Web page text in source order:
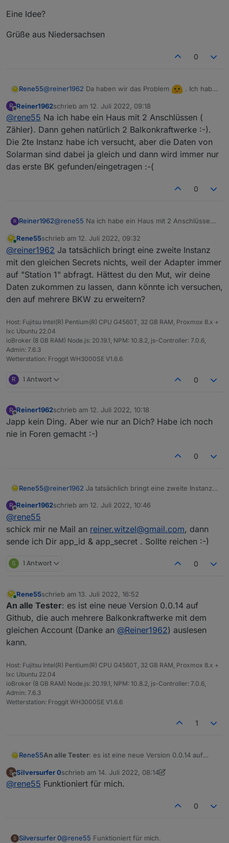
Adapter einsetzen werden.
Eine Idee?
Grüße aus Niedersachsen
0
Rene55@reiner1962 Da haben wir das Problem
. Ich hab
Es gibt eine Anfrage an die API, bei der die Anzahl der
Plants zurückgegeben wird. Da gäbe es die
Möglichkeit, auf mehrere zu erweitern - was ich aber
nicht testen kann, da ich nur eine habe.
Alternative wäre natürlich eine zweite Instanz. (BTW:
sind denn mehrere BKW in NS zulässig?)
R
Offline
Reiner1962schrieb am 12. Juli 2022, 09:18
zuletzt editiert von
@rene55 Na ich habe ein Haus mit 2 Anschlüssen (
Zähler). Dann gehen natürlich 2 Balkonkraftwerke :-).
Die 2te Instanz habe ich versucht, aber die Daten von
Solarman sind dabei ja gleich und dann wird immer nur
das erste BK gefunden/eingetragen :-(
0
R Reiner1962@rene55 Na ich habe ein Haus mit 2 Anschlüssen
:-). Die 2te Instanz habe ich versucht, aber die
Daten von Solarman sind dabei ja gleich und dann
wird immer nur das erste BK
gefunden/eingetragen :-(
Online
Rene55schrieb am 12. Juli 2022, 09:32
zuletzt editiert von
@reiner1962 Ja tatsächlich bringt eine zweite Instanz
mit den gleichen Secrets nichts, weil der Adapter immer
auf "Station 1" abfragt. Hättest du den Mut, wir deine
Daten zukommen zu lassen, dann könnte ich versuchen,
den auf mehrere BKW zu erweitern?
Host: Fujitsu Intel(R) Pentium(R) CPU G4560T, 32 GB RAM, Proxmox 8.x +
lxc Ubuntu 22.04
ioBroker (8 GB RAM) Node.js: 20.19.1, NPM: 10.8.2, js-Controller: 7.0.6,
Admin: 7.6.3
Wetterstation: Froggit WH3000SE V1.6.6
R 1 Antwort 0
R
Offline
Reiner1962schrieb am 12. Juli 2022, 10:18
zuletzt editiert von
Japp kein Ding. Aber wie nur an Dich? Habe ich noch
nie in Foren gemacht :-)
0
Rene55@reiner1962 Ja tatsächlich bringt eine zweite Instanz
immer auf "Station 1" abfragt. Hättest du den Mut, wir
versuchen, den auf mehrere BKW zu erweitern?
R
Offline
Reiner1962schrieb am 12. Juli 2022, 10:46
zuletzt editiert von
@rene55
schick mir ne Mail an reiner.witzel@gmail.com, dann
sende ich Dir app_id & app_secret . Sollte reichen :-)
S 1 Antwort 0
Online
Rene55schrieb am 13. Juli 2022, 16:52
zuletzt editiert von
An alle Tester: es ist eine neue Version 0.0.14 auf
Github, die auch mehrere Balkonkraftwerke mit dem
gleichen Account (Danke an @Reiner1962) auslesen
kann.
Host: Fujitsu Intel(R) Pentium(R) CPU G4560T, 32 GB RAM, Proxmox 8.x +
lxc Ubuntu 22.04
ioBroker (8 GB RAM) Node.js: 20.19.1, NPM: 10.8.2, js-Controller: 7.0.6,
Admin: 7.6.3
Wetterstation: Froggit WH3000SE V1.6.6
1
Rene55An alle Tester: es ist eine neue Version 0.0.14 auf
gleichen Account (Danke an@ Reiner1962
kann.
S
Offline
Silversurfer 0schrieb am 14. Juli 2022, 08:14
zuletzt editiert von Silversurfer 0
@rene55 Funktioniert für mich.
0
S Silversurfer 0@rene55 Funktioniert für mich.